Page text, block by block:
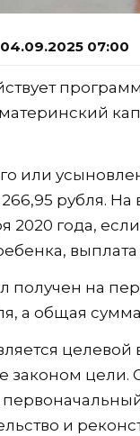
04.09.2025 07:00
или
рубля.
2020 года,
выплата
получен на
а общая
законом
и